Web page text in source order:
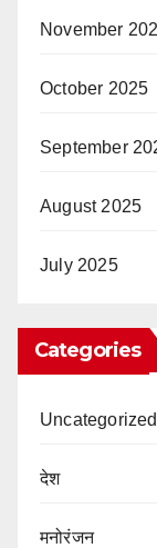
November
October 2025
September
August 2025
July 2025
Categories
Uncategorized
देश
मनोरंजन